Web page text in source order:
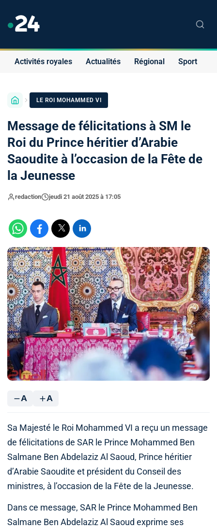
Activités royales Actualités Régional Sport
LE ROI MOHAMMED VI
Message de félicitations à SM le
Roi du Prince héritier d’Arabie
Saoudite à l’occasion de la Fête de
la Jeunesse
redaction jeudi 21 août 2025 à 17:05
A A
Sa Majesté le Roi Mohammed VI a reçu un message
de félicitations de SAR le Prince Mohammed Ben
Salmane Ben Abdelaziz Al Saoud, Prince héritier
d’Arabie Saoudite et président du Conseil des
ministres, à l’occasion de la Fête de la Jeunesse.
Dans ce message, SAR le Prince Mohammed Ben
Salmane Ben Abdelaziz Al Saoud exprime ses